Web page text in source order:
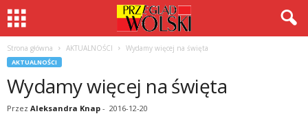
Strona główna AKTUALNOŚCI Wydamy więcej na święta
AKTUALNOŚCI
Wydamy więcej na święta
Przez Aleksandra Knap - 2016-12-20